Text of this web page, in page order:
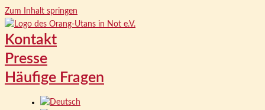
Zum Inhalt springen
Kontakt
Presse
Häufige Fragen